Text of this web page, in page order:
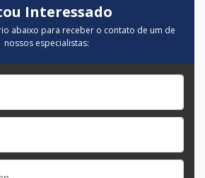
Interessado
abaixo para receber o contato de um de
nossos especialistas: